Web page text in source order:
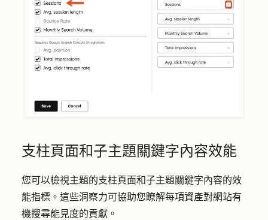
支柱頁面和子主題關鍵字內容效能
您可以檢視主題的支柱頁面和子主題關鍵字內容的效
能指標。這些洞察力可協助您瞭解每項資產對網站有
機搜尋能見度的貢獻。